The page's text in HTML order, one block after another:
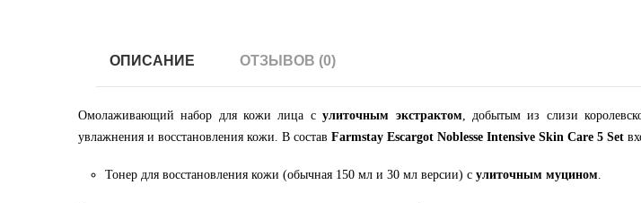
ОПИСАНИЕ ОТЗЫВОВ (0)
Омолаживающий набор для кожи лица сулиточным экстрактом, добытым из слизи
увлажнения и восстановления кожи. В состав Farmstay Escargot Noblesse Intensive Skin Care 5 Set
Тонер для восстановления кожи (обычная 150 мл и 30 мл версии) с улиточным муцином